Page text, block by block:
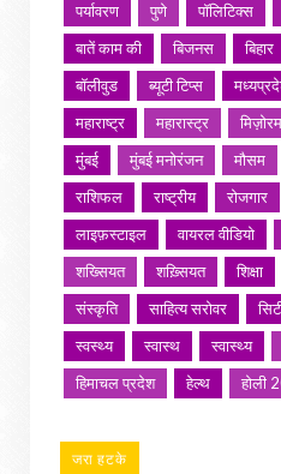
पर्यावरण
पुणे पॉलिटिक्स
बातें काम की
बिजनस बिहार
बॉलीवुड
ब्यूटी टिप्स
महाराष्ट्र
महारास्ट्र मिज़ोरम
मुंबई
मुंबई मनोरंजन मौसम
राशिफल
राष्ट्रीय रोजगार
लाइफ़स्टाइल
वायरल वीडियो
शख्सियत
शख़्सियत शिक्षा
संस्कृति
साहित्य सरोवर
स्वस्थ्य
स्वास्थ स्वास्थ्य
हिमाचल प्रदेश
हेल्थ होली
जरा हटके